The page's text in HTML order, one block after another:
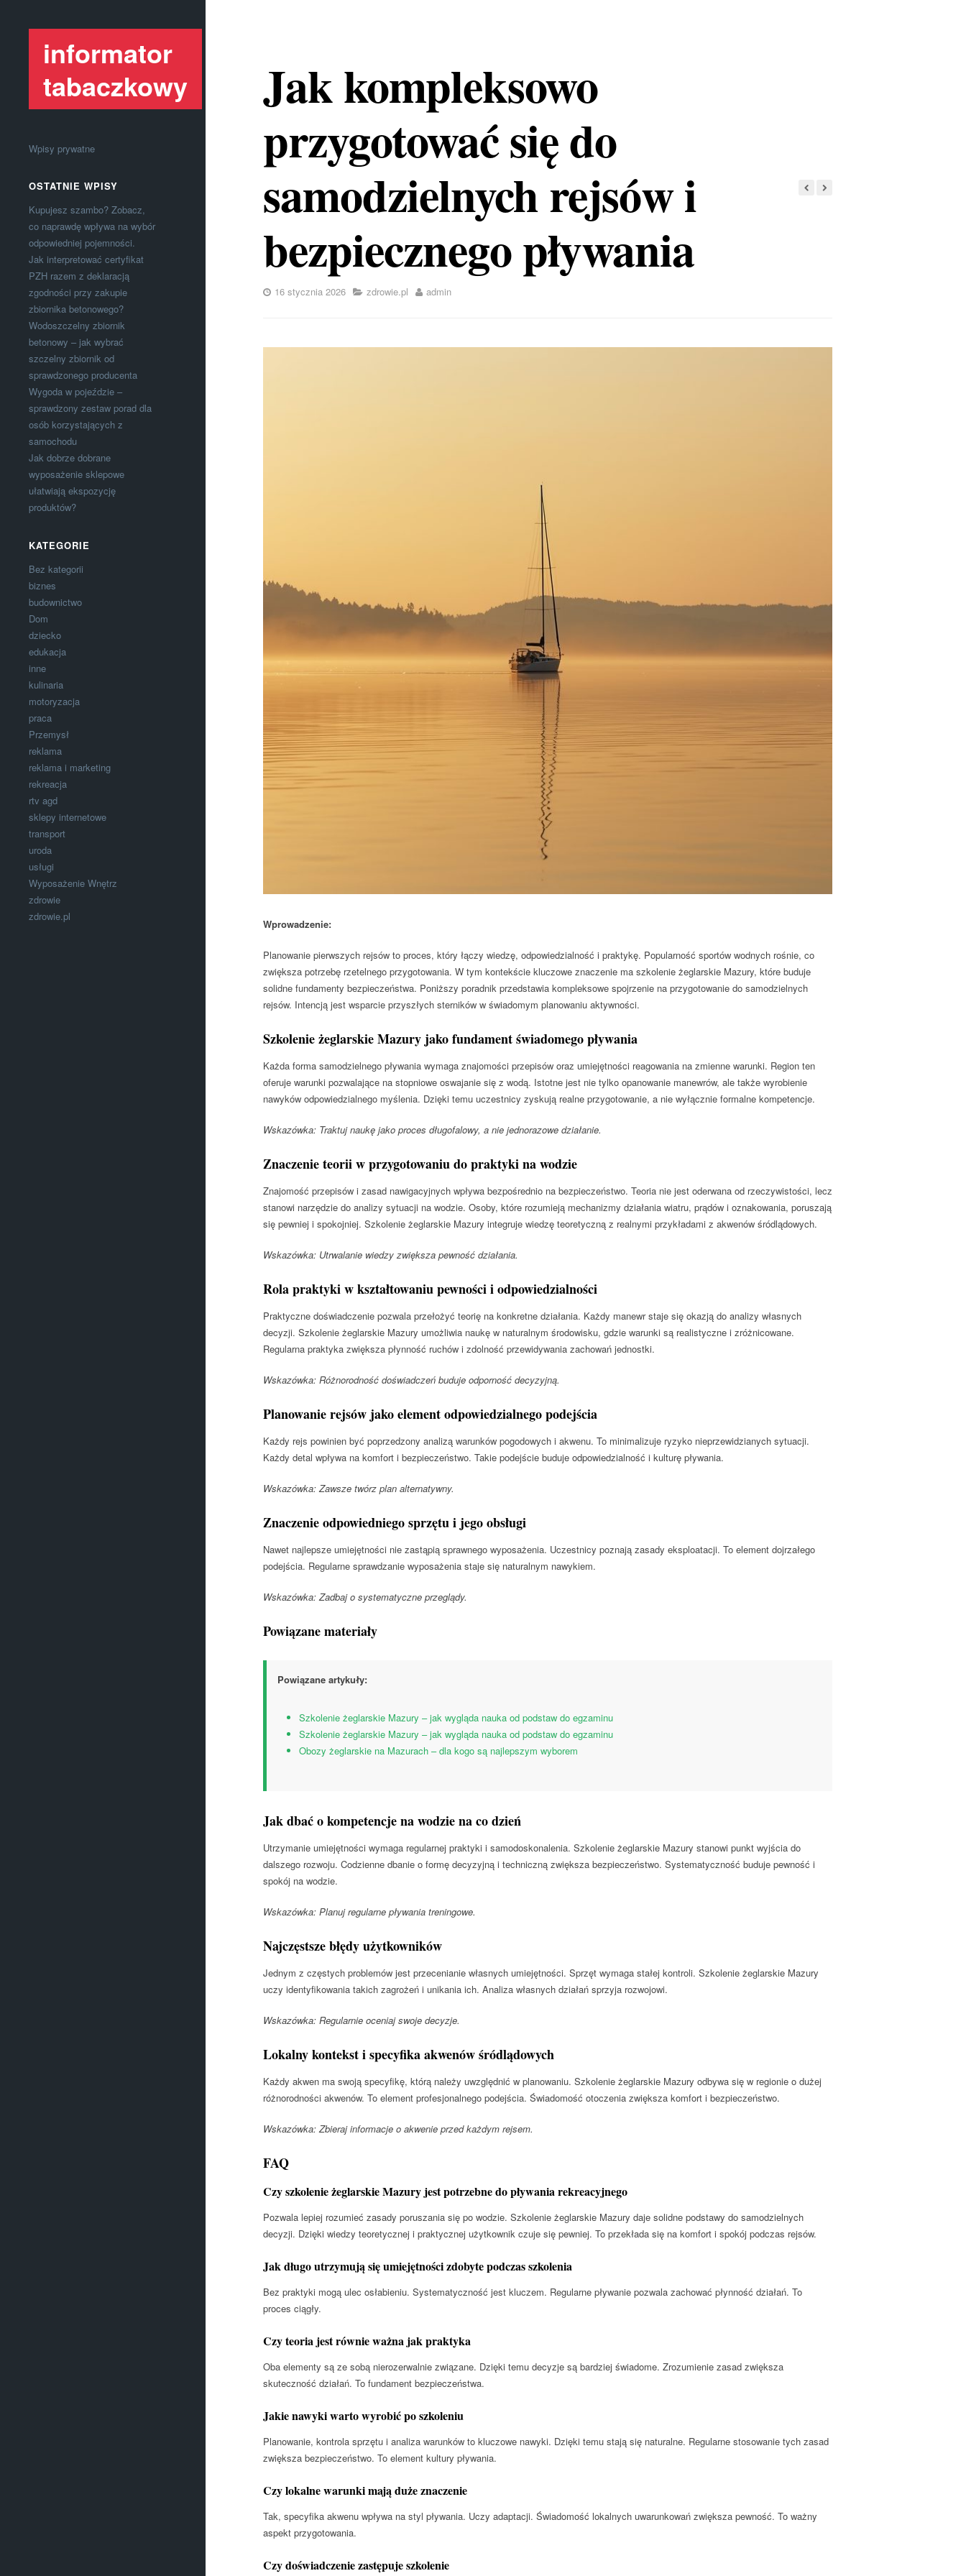
informator
tabaczkowy
Wpisy prywatne
OSTATNIE WPISY
Kupujesz szambo? Zobacz,
co naprawdę wpływa na wybór
odpowiedniej pojemności.
Jak interpretować certyfikat
PZH razem z deklaracją
zgodności przy zakupie
zbiornika betonowego?
Wodoszczelny zbiornik
betonowy – jak wybrać
szczelny zbiornik od
sprawdzonego producenta
Wygoda w pojeździe –
sprawdzony zestaw porad dla
osób korzystających z
samochodu
Jak dobrze dobrane
wyposażenie sklepowe
ułatwiają ekspozycję
produktów?
KATEGORIE
Bez kategorii
biznes
budownictwo
Dom
dziecko
edukacja
inne
kulinaria
motoryzacja
praca
Przemysł
reklama
reklama i marketing
rekreacja
rtv agd
sklepy internetowe
transport
uroda
usługi
Wyposażenie Wnętrz
zdrowie
zdrowie.pl
Jak kompleksowo
przygotować się do
samodzielnych rejsów i
bezpiecznego pływania
16 stycznia 2026 zdrowie.pl admin
Wprowadzenie:
Planowanie pierwszych rejsów to proces, który łączy wiedzę, odpowiedzialność i praktykę. Popularność sportów wodnych rośnie, co
zwiększa potrzebę rzetelnego przygotowania. W tym kontekście kluczowe znaczenie ma szkolenie żeglarskie Mazury, które buduje
solidne fundamenty bezpieczeństwa. Poniższy poradnik przedstawia kompleksowe spojrzenie na przygotowanie do samodzielnych
rejsów. Intencją jest wsparcie przyszłych sterników w świadomym planowaniu aktywności.
Szkolenie żeglarskie Mazury jako fundament świadomego pływania
Każda forma samodzielnego pływania wymaga znajomości przepisów oraz umiejętności reagowania na zmienne warunki. Region ten
oferuje warunki pozwalające na stopniowe oswajanie się z wodą. Istotne jest nie tylko opanowanie manewrów, ale także wyrobienie
nawyków odpowiedzialnego myślenia. Dzięki temu uczestnicy zyskują realne przygotowanie, a nie wyłącznie formalne kompetencje.
Wskazówka: Traktuj naukę jako proces długofalowy, a nie jednorazowe działanie.
Znaczenie teorii w przygotowaniu do praktyki na wodzie
Znajomość przepisów i zasad nawigacyjnych wpływa bezpośrednio na bezpieczeństwo. Teoria nie jest oderwana od rzeczywistości, lecz
stanowi narzędzie do analizy sytuacji na wodzie. Osoby, które rozumieją mechanizmy działania wiatru, prądów i oznakowania, poruszają
się pewniej i spokojniej. Szkolenie żeglarskie Mazury integruje wiedzę teoretyczną z realnymi przykładami z akwenów śródlądowych.
Wskazówka: Utrwalanie wiedzy zwiększa pewność działania.
Rola praktyki w kształtowaniu pewności i odpowiedzialności
Praktyczne doświadczenie pozwala przełożyć teorię na konkretne działania. Każdy manewr staje się okazją do analizy własnych
decyzji. Szkolenie żeglarskie Mazury umożliwia naukę w naturalnym środowisku, gdzie warunki są realistyczne i zróżnicowane.
Regularna praktyka zwiększa płynność ruchów i zdolność przewidywania zachowań jednostki.
Wskazówka: Różnorodność doświadczeń buduje odporność decyzyjną.
Planowanie rejsów jako element odpowiedzialnego podejścia
Każdy rejs powinien być poprzedzony analizą warunków pogodowych i akwenu. To minimalizuje ryzyko nieprzewidzianych sytuacji.
Każdy detal wpływa na komfort i bezpieczeństwo. Takie podejście buduje odpowiedzialność i kulturę pływania.
Wskazówka: Zawsze twórz plan alternatywny.
Znaczenie odpowiedniego sprzętu i jego obsługi
Nawet najlepsze umiejętności nie zastąpią sprawnego wyposażenia. Uczestnicy poznają zasady eksploatacji. To element dojrzałego
podejścia. Regularne sprawdzanie wyposażenia staje się naturalnym nawykiem.
Wskazówka: Zadbaj o systematyczne przeglądy.
Powiązane materiały
Powiązane artykuły:
Szkolenie żeglarskie Mazury – jak wygląda nauka od podstaw do egzaminu
Szkolenie żeglarskie Mazury – jak wygląda nauka od podstaw do egzaminu
Obozy żeglarskie na Mazurach – dla kogo są najlepszym wyborem
Jak dbać o kompetencje na wodzie na co dzień
Utrzymanie umiejętności wymaga regularnej praktyki i samodoskonalenia. Szkolenie żeglarskie Mazury stanowi punkt wyjścia do
dalszego rozwoju. Codzienne dbanie o formę decyzyjną i techniczną zwiększa bezpieczeństwo. Systematyczność buduje pewność i
spokój na wodzie.
Wskazówka: Planuj regularne pływania treningowe.
Najczęstsze błędy użytkowników
Jednym z częstych problemów jest przecenianie własnych umiejętności. Sprzęt wymaga stałej kontroli. Szkolenie żeglarskie Mazury
uczy identyfikowania takich zagrożeń i unikania ich. Analiza własnych działań sprzyja rozwojowi.
Wskazówka: Regularnie oceniaj swoje decyzje.
Lokalny kontekst i specyfika akwenów śródlądowych
Każdy akwen ma swoją specyfikę, którą należy uwzględnić w planowaniu. Szkolenie żeglarskie Mazury odbywa się w regionie o dużej
różnorodności akwenów. To element profesjonalnego podejścia. Świadomość otoczenia zwiększa komfort i bezpieczeństwo.
Wskazówka: Zbieraj informacje o akwenie przed każdym rejsem.
FAQ
Czy szkolenie żeglarskie Mazury jest potrzebne do pływania rekreacyjnego
Pozwala lepiej rozumieć zasady poruszania się po wodzie. Szkolenie żeglarskie Mazury daje solidne podstawy do samodzielnych
decyzji. Dzięki wiedzy teoretycznej i praktycznej użytkownik czuje się pewniej. To przekłada się na komfort i spokój podczas rejsów.
Jak długo utrzymują się umiejętności zdobyte podczas szkolenia
Bez praktyki mogą ulec osłabieniu. Systematyczność jest kluczem. Regularne pływanie pozwala zachować płynność działań. To
proces ciągły.
Czy teoria jest równie ważna jak praktyka
Oba elementy są ze sobą nierozerwalnie związane. Dzięki temu decyzje są bardziej świadome. Zrozumienie zasad zwiększa
skuteczność działań. To fundament bezpieczeństwa.
Jakie nawyki warto wyrobić po szkoleniu
Planowanie, kontrola sprzętu i analiza warunków to kluczowe nawyki. Dzięki temu stają się naturalne. Regularne stosowanie tych zasad
zwiększa bezpieczeństwo. To element kultury pływania.
Czy lokalne warunki mają duże znaczenie
Tak, specyfika akwenu wpływa na styl pływania. Uczy adaptacji. Świadomość lokalnych uwarunkowań zwiększa pewność. To ważny
aspekt przygotowania.
Czy doświadczenie zastępuje szkolenie